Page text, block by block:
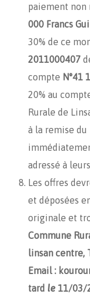
paiement non
000 Francs
30% de ce
2011000407
compte N°41
20% au
Rurale de
à la remise du
adressé à
Les offres
et déposées
originale et
Commune
linsan centre,
Email :
tard le 11/03/